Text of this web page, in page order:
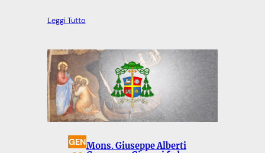
Leggi Tutto
GENMons. Giuseppe Alberti